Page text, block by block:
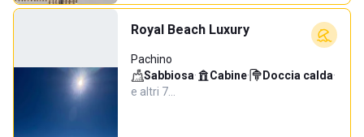
Royal Beach Luxury
Pachino
Sabbiosa· Cabine· Doccia calda·
e altri 7…